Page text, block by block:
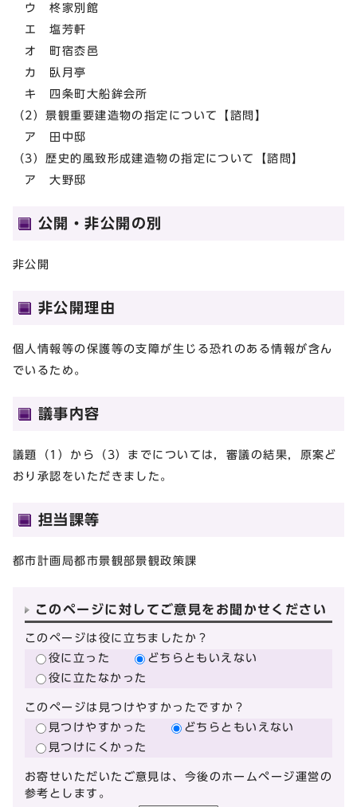
ウ 柊家別館
エ 塩芳軒
オ 町宿枩邑
カ 臥月亭
キ 四条町大船鉾会所
（2）景観重要建造物の指定について【諮問】
ア 田中邸
（3）歴史的風致形成建造物の指定について【諮問】
ア 大野邸
公開・非公開の別
非公開
非公開理由
個人情報等の保護等の支障が生じる恐れのある情報が含ん
でいるため。
議事内容
議題（1）から（3）までについては，審議の結果，原案ど
おり承認をいただきました。
担当課等
都市計画局都市景観部景観政策課
このページに対してご意見をお聞かせください
このページは役に立ちましたか？
役に立った
どちらともいえない
役に立たなかった
このページは見つけやすかったですか？
見つけやすかった
どちらともいえない
見つけにくかった
お寄せいただいたご意見は、今後のホームページ運営の
参考とします。